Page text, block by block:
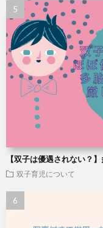
【双子は優遇されない？
双子育児について